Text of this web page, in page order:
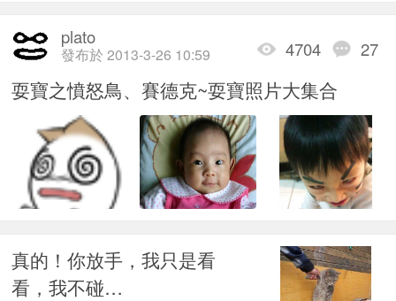
4704 27
plato
發布於 2013-3-26 10:59
耍寶之憤怒鳥、賽德克~耍寶照片大集合
真的！你放手，我只是看
看，我不碰…